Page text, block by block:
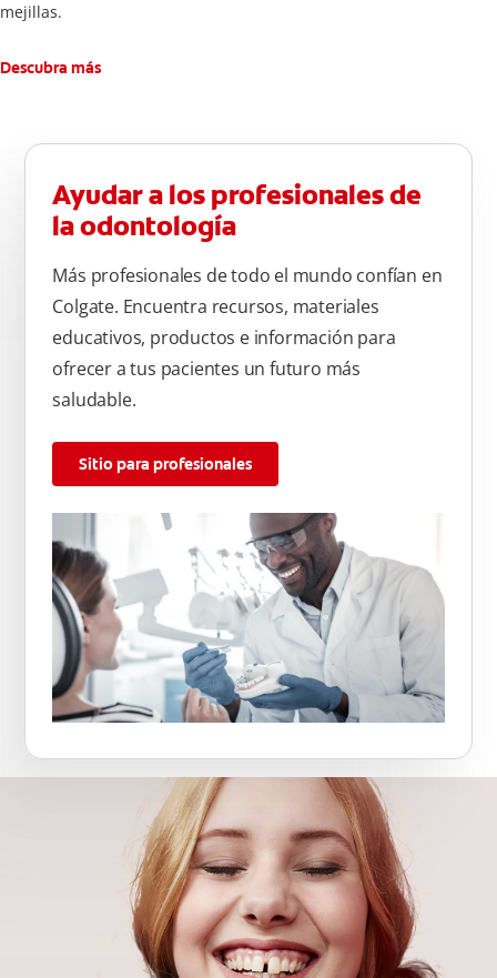
mejillas.
Descubra más
Ayudar a los profesionales de
la odontología
Más profesionales de todo el mundo confían en
Colgate. Encuentra recursos, materiales
educativos, productos e información para
ofrecer a tus pacientes un futuro más
saludable.
Sitio para profesionales